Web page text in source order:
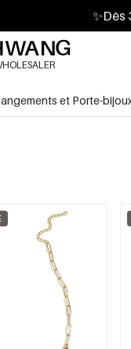
✨Dès
et Porte-